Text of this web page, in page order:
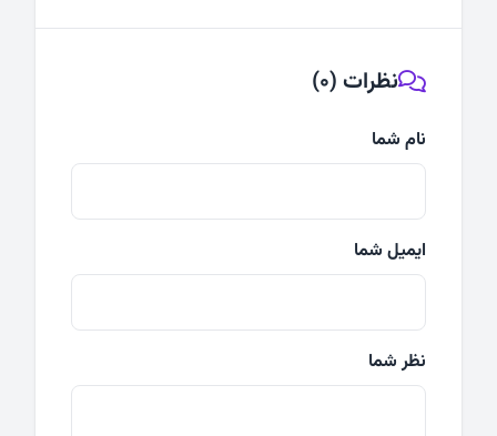
نظرات (0)
نام شما
ایمیل شما
نظر شما